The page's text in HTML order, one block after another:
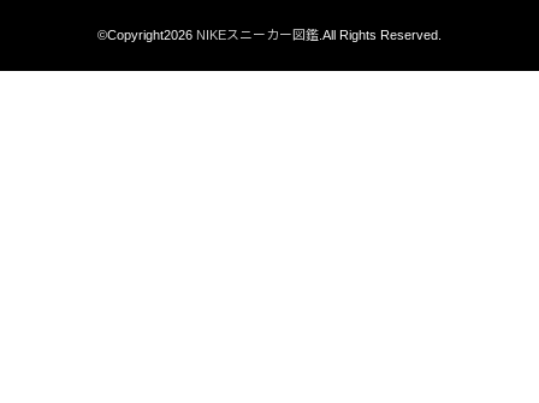
©Copyright2026 NIKEスニーカー図鑑.All Rights Reserved.